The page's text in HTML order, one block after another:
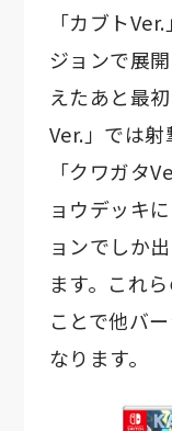
「カブト
ジョンで展
えたあと最
Ver.」では射
「クワガタ
ョウデッキ
ョンでしか
ます。これ
ことで他バ
なります。